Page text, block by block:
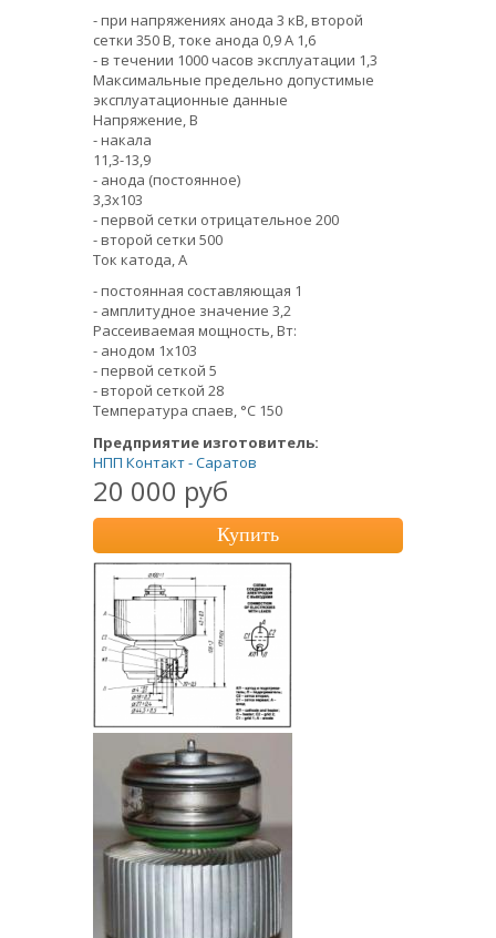
- при напряжениях анода 3 кВ, второй
сетки 350 В, токе анода 0,9 А 1,6
- в течении 1000 часов эксплуатации 1,3
Максимальные предельно допустимые
эксплуатационные данные
Напряжение, В
- накала
11,3-13,9
- анода (постоянное)
3,3х103
- первой сетки отрицательное 200
- второй сетки 500
Ток катода, А
- постоянная составляющая 1
- амплитудное значение 3,2
Рассеиваемая мощность, Вт:
- анодом 1х103
- первой сеткой 5
- второй сеткой 28
Температура спаев, °С 150
Предприятие изготовитель:
НПП Контакт - Саратов
20 000 руб
Купить